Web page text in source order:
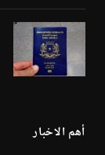
أهم الاخبار